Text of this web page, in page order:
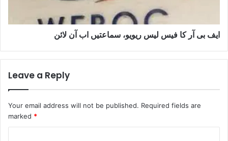
ایف بی آر کا فیس لیس ریویو، سماعتیں اب آن لائن
Leave a Reply
Your email address will not be published. Required fields are
marked *